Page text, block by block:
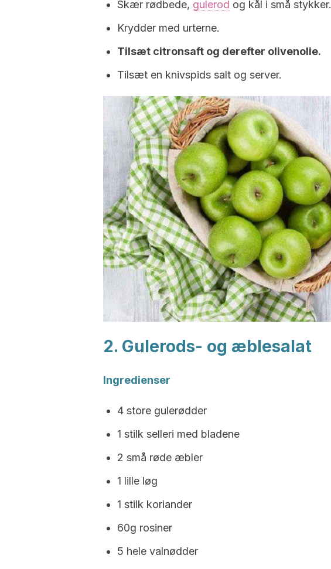
Skær rødbede, gulerod og kål i små stykker.
Krydder med urterne.
Tilsæt citronsaft og derefter olivenolie.
Tilsæt en knivspids salt og server.
2. Gulerods- og æblesalat
Ingredienser
4 store gulerødder
1 stilk selleri med bladene
2 små røde æbler
1 lille løg
1 stilk koriander
60g rosiner
5 hele valnødder